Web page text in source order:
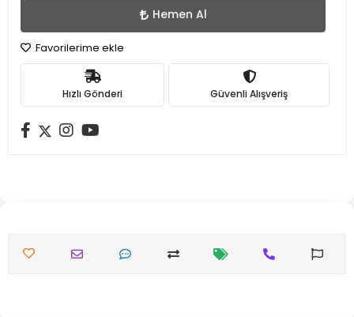
Hemen Al
Favorilerime ekle
Hızlı Gönderi Güvenli Alışveriş